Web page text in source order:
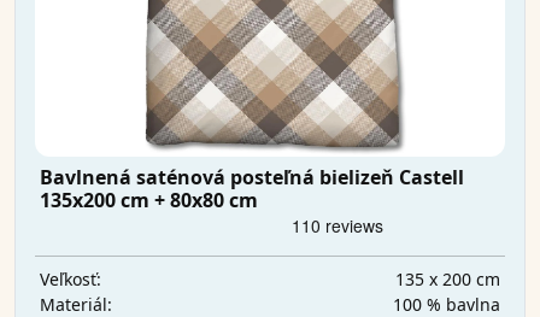
Bavlnená saténová posteľná bielizeň Castell
135x200 cm + 80x80 cm
Veľkosť:
135 x 200 cm
Materiál:
100 % bavlna